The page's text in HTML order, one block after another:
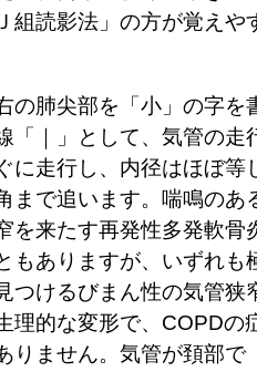
組読影法」の方が覚えや
の肺尖部を「小」の字を
「｜」として、気管の走
に走行し、内径はほぼ等
まで追います。喘鳴のあ
を来たす再発性多発軟骨
もありますが、いずれも
つけるびまん性の気管狭
理的な変形で、COPDの
りません。気管が頚部で